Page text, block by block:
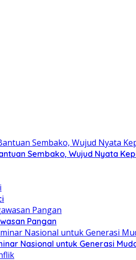
Sembako, Wujud Nyata
Pangan
Nasional untuk Generasi